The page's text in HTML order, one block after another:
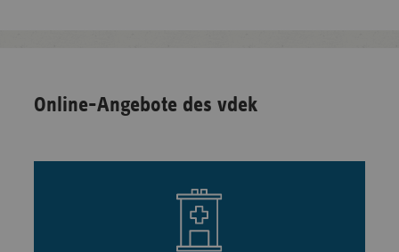
Online-Angebote des vdek